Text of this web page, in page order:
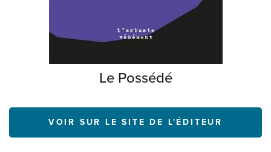
Le Possédé
VOIR SUR LE SITE DE L'ÉDITEUR